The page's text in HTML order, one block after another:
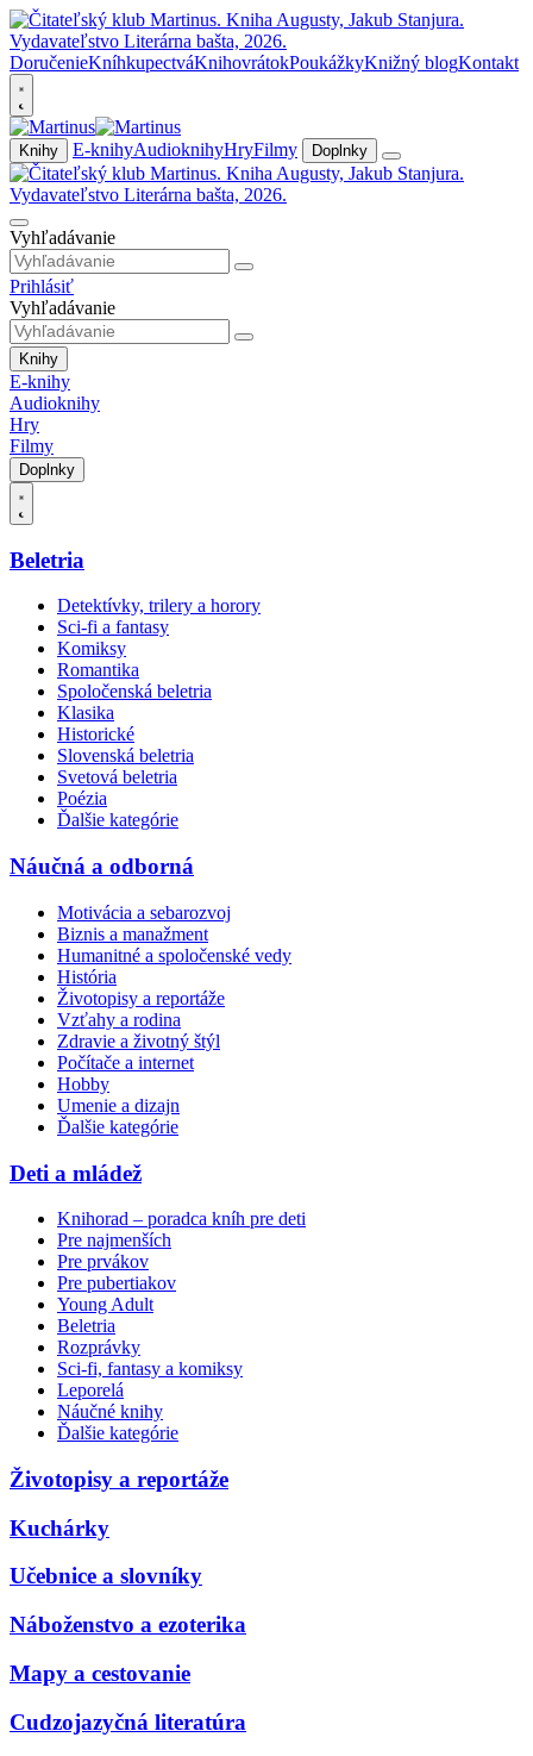
DoručenieKníhkupectváKnihovrátokPoukážkyKnižný blogKontakt
Knihy E-knihyAudioknihyHryFilmy Doplnky
Vyhľadávanie
Prihlásiť
Vyhľadávanie
Knihy
E-knihy
Audioknihy
Hry
Filmy
Doplnky
Beletria
Detektívky, trilery a horory
Sci-fi a fantasy
Komiksy
Romantika
Spoločenská beletria
Klasika
Historické
Slovenská beletria
Svetová beletria
Poézia
Ďalšie kategórie
Náučná a odborná
Motivácia a sebarozvoj
Biznis a manažment
Humanitné a spoločenské vedy
História
Životopisy a reportáže
Vzťahy a rodina
Zdravie a životný štýl
Počítače a internet
Hobby
Umenie a dizajn
Ďalšie kategórie
Deti a mládež
Knihorad – poradca kníh pre deti
Pre najmenších
Pre prvákov
Pre pubertiakov
Young Adult
Beletria
Rozprávky
Sci-fi, fantasy a komiksy
Leporelá
Náučné knihy
Ďalšie kategórie
Životopisy a reportáže
Kuchárky
Učebnice a slovníky
Náboženstvo a ezoterika
Mapy a cestovanie
Cudzojazyčná literatúra